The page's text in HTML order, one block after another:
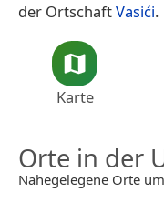
der OrtschaftVasići.
Karte
Orte in der
Nahegelegene Orte